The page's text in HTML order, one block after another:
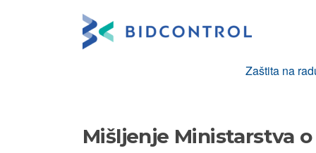
Zaštita na
Mišljenje Ministarstva